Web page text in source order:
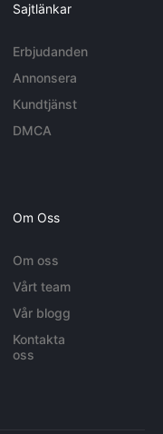
Sajtlänkar
Erbjudanden
Annonsera
Kundtjänst
DMCA
Om Oss
Om oss
Vårt team
Vår blogg
Kontakta
oss